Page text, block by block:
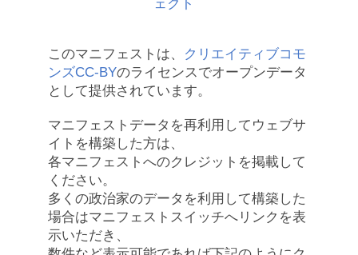
このマニフェストは、
クリエイティブコモ
ンズCC-BYのライセンスでオープンデータ
として提供されています。
マニフェストデータを再利用してウェブサ
イトを構築した方は、
各マニフェストへのクレジットを掲載して
ください。
多くの政治家のデータを利用して構築した
場合はマニフェストスイッチへリンクを表
示いただき、